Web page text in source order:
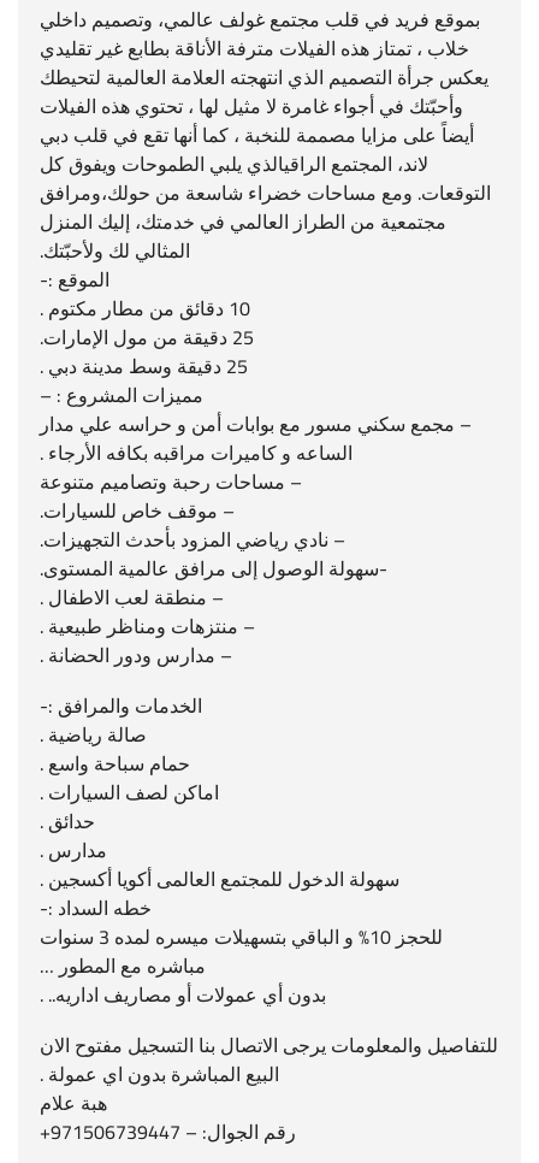
بموقع فريد في قلب مجتمع غولف عالمي، وتصميم داخلي
خلاب ، تمتاز هذه الفيلات مترفة الأناقة بطابع غير تقليدي
يعكس جرأة التصميم الذي انتهجته العلامة العالمية لتحيطك
وأحبّتك في أجواء غامرة لا مثيل لها ، تحتوي هذه الفيلات
أيضاً على مزايا مصممة للنخبة ، كما أنها تقع في قلب دبي
لاند، المجتمع الراقيالذي يلبي الطموحات ويفوق كل
التوقعات. ومع مساحات خضراء شاسعة من حولك،ومرافق
مجتمعية من الطراز العالمي في خدمتك، إليك المنزل
المثالي لك ولأحبّتك.
الموقع :-
10 دقائق من مطار مكتوم .
25 دقيقة من مول الإمارات.
25 دقيقة وسط مدينة دبي .
مميزات المشروع : –
– مجمع سكني مسور مع بوابات أمن و حراسه علي مدار
الساعه و كاميرات مراقبه بكافه الأرجاء .
– مساحات رحبة وتصاميم متنوعة
– موقف خاص للسيارات.
– نادي رياضي المزود بأحدث التجهيزات.
-سهولة الوصول إلى مرافق عالمية المستوى.
– منطقة لعب الاطفال .
– منتزهات ومناظر طبيعية .
– مدارس ودور الحضانة .
الخدمات والمرافق :-
صالة رياضية .
حمام سباحة واسع .
اماكن لصف السيارات .
حدائق .
مدارس .
سهولة الدخول للمجتمع العالمى أكويا أكسجين .
خطه السداد :-
للحجز 10% و الباقي بتسهيلات ميسره لمده 3 سنوات
مباشره مع المطور …
بدون أي عمولات أو مصاريف اداريه.. .
للتفاصيل والمعلومات يرجى الاتصال بنا التسجيل مفتوح الان
البيع المباشرة بدون اي عمولة .
هبة علام
رقم الجوال: – 971506739447+